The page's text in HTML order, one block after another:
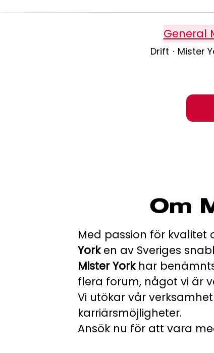
General
Drift · Mister
Om
Med passion för kvalitet
Yorken av Sveriges
Mister Yorkhar
flera forum, något vi är
Vi utökar vår
karriärsmöjligheter.
Ansök nu för att vara